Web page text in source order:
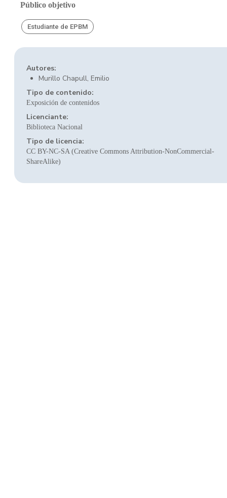
Público objetivo
Estudiante de EPBM
Autores:
Murillo Chapull, Emilio
Tipo de contenido:
Exposición de contenidos
Licenciante:
Biblioteca Nacional
Tipo de licencia:
CC BY-NC-SA (Creative Commons Attribution-NonCommercial-
ShareAlike)